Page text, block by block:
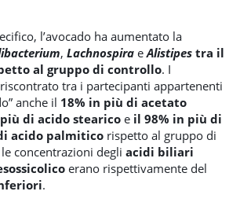
l’avocado ha aumentato la
, Lachnospira eAlistipes tra il
al gruppo di controllo. I
tra i partecipanti appartenenti
anche il 18% in più di acetato
di acido stearico e il 98% in più di
acido palmitico rispetto al gruppo di
concentrazioni degli acidi biliari
erano rispettivamente del
.